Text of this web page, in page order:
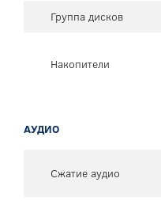
Группа дисков
Накопители
АУДИО
Сжатие аудио